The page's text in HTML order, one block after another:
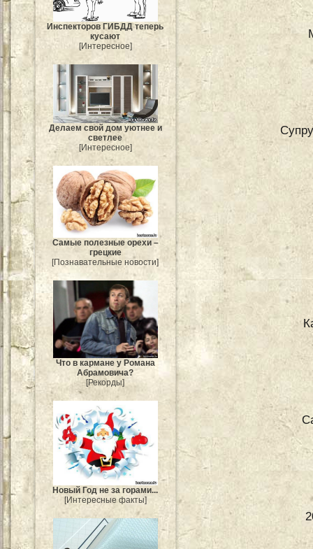
Инспекторов ГИБДД теперь
кусают
[Интересное]
Делаем свой дом уютнее и
светлее
[Интересное]
Самые полезные орехи –
грецкие
[Познавательные новости]
Что в кармане у Романа
Абрамовича?
[Рекорды]
Новый Год не за горами...
[Интересные факты]